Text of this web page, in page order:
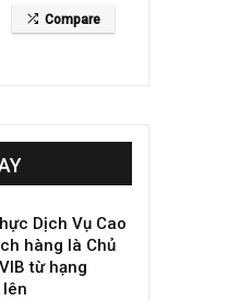
Waters
Compare
Dịch Vụ Cao
hàng là Chủ
từ hạng